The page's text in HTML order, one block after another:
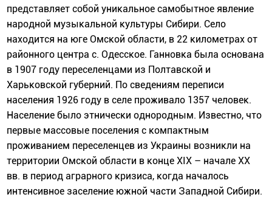
представляет собой уникальное самобытное явление
народной музыкальной культуры Сибири. Село
находится на юге Омской области, в 22 километрах от
районного центра с. Одесское. Ганновка была основана
в 1907 году переселенцами из Полтавской и
Харьковской губерний. По сведениям переписи
населения 1926 году в селе проживало 1357 человек.
Население было этнически однородным. Известно, что
первые массовые поселения с компактным
проживанием переселенцев из Украины возникли на
территории Омской области в конце XIX – начале XX
вв. в период аграрного кризиса, когда началось
интенсивное заселение южной части Западной Сибири.